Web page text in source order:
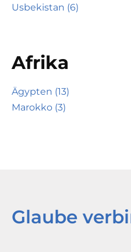
Usbekistan (6)
Afrika
Ägypten (13)
Marokko (3)
Glaube